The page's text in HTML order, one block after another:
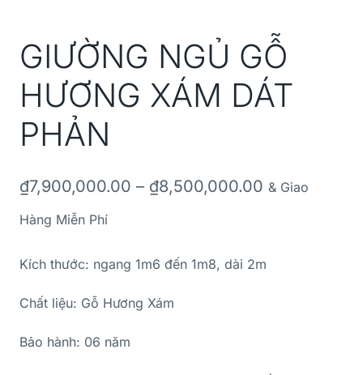
GIƯỜNG NGỦ GỖ
HƯƠNG XÁM DÁT
PHẢN
₫7,900,000.00 – ₫8,500,000.00 & Giao
Hàng Miễn Phí
Kích thước: ngang 1m6 đến 1m8, dài 2m
Chất liệu: Gỗ Hương Xám
Bảo hành: 06 năm